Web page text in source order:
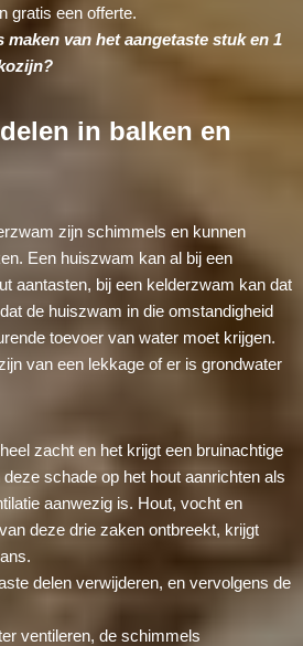
gratis een offerte.
maken van het aangetaste stuk en 1
in balken en
zijn schimmels en kunnen
Een huiszwam kan al bij een
aantasten, bij een kelderzwam kan dat
de huiszwam in die omstandigheid
toevoer van water moet krijgen.
van een lekkage of er is grondwater
zacht en het krijgt een bruinachtige
schade op het hout aanrichten als
aanwezig is. Hout, vocht en
deze drie zaken ontbreekt, krijgt
delen verwijderen, en vervolgens de
ventileren, de schimmels